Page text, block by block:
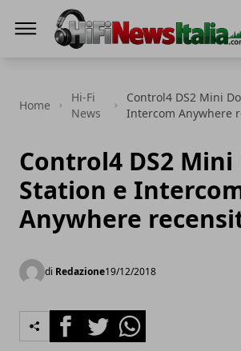
Home
Hi-Fi
News
Control4 DS2 Mini
Intercom Anywhere
Control4 DS2 Mini
Station e
Anywhere
di Redazione19/12/2018
FacebookTwitterWhatsapp